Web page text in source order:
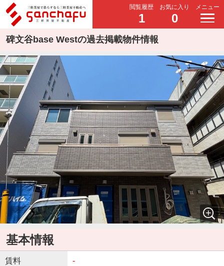
閲覧履歴
1
お気に入り
0
メニュー
碑文谷base Westの過去掲載物件情報
基本情報
賃料 -